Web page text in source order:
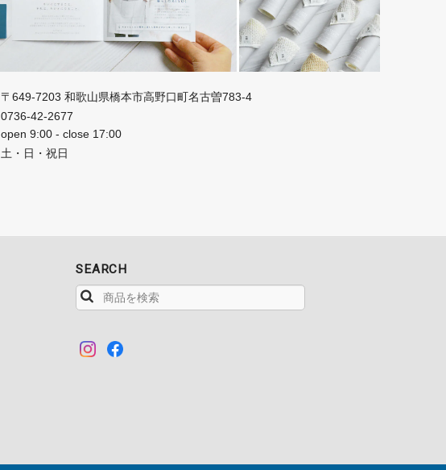
〒649-7203 和歌山県橋本市高野口町名古曽783-4
0736-42-2677
open 9:00 - close 17:00
土・日・祝日
SEARCH